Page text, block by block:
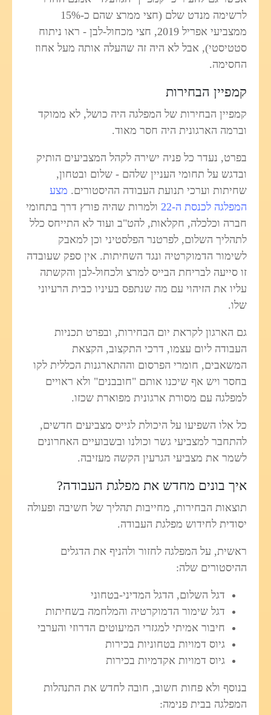
לרשימה מנדט שלם (חצי ממרצ שהם כ-15%
ממצביעי אפריל 2019, חצי מכחול-לבן - ראו ניתוח
סטטיסטי), אבל לא היה זה שהעלה אותה מעל אחוז
החסימה.
קמפיין הבחירות
קמפיין הבחירות של המפלגה היה כושל, לא ממוקד
וברמה הארגונית היה חסר מאוד.
בפרט, נעדר כל פניה ישירה לקהל המצביעים הותיק
ובדגש על תחומי העניין שלהם - שלום ובטחון,
שחיתות וערכי תנועת העבודה ההיסטורים. מצע
המפלגה לכנסת ה-22
ולמרות שהיה פורץ דרך בתחומי
חברה וכלכלה, חקלאות, להט"ב ועוד לא התייחס כלל
לתהליך השלום, לפרטנר הפלסטיני וכן למאבק
לשימור הדמוקרטיה ונגד השחיתות. אין ספק שעובדה
זו סייעה לבריחת הבייס למרצ ולכחול-לבן והקשתה
עליו את הזיהוי עם מה שנתפס בעיניו כבית הרעיוני
שלו.
גם הארגון לקראת יום הבחירות, ובפרט תכניות
העבודה ליום עצמו, דרכי התקצוב, הקצאת
המשאבים, חומרי הפרסום וההתארגנות הכללית לקו
בחסר ויש אף שיכנו אותם "חובבנים" ולא ראויים
למפלגה עם מסורת ארגונית מפוארת שכזו.
כל אלו השפיעו על היכולת לגייס מצביעים חדשים,
להתחבר למצביעי גשר וכולנו ובשבועיים האחרונים
לשמר את מצביעי הגרעין הקשה מעזיבה.
איך בונים מחדש את מפלגת העבודה?
תוצאות הבחירות, מחייבות תהליך של חשיבה ופעולה
יסודית לחידוש מפלגת העבודה.
ראשית, על המפלגה לחזור ולהניף את הדגלים
ההיסטורים שלה:
דגל השלום, הדגל המדיני-בטחוני
דגל שימור הדמוקרטיה והמלחמה בשחיתות
חיבור אמיתי למגזרי המיעוטים הדרוזי והערבי
גיוס דמויות בטחוניות בכירות
גיוס דמויות אקדמיות בכירות
בנוסף ולא פחות חשוב, חובה לחדש את התנהלות
המפלגה בבית פנימה: